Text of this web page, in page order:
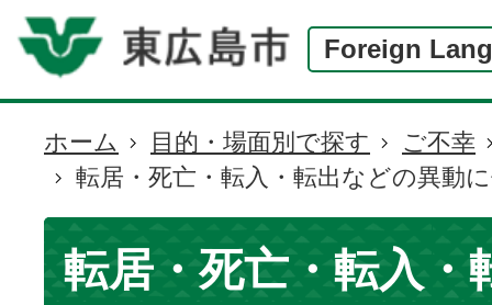
Foreign
現
在
の
位
置
ホーム 目的・場面別で探す
ご不幸
転居・死亡・転入・転出などの異動
転居・死亡・転入・